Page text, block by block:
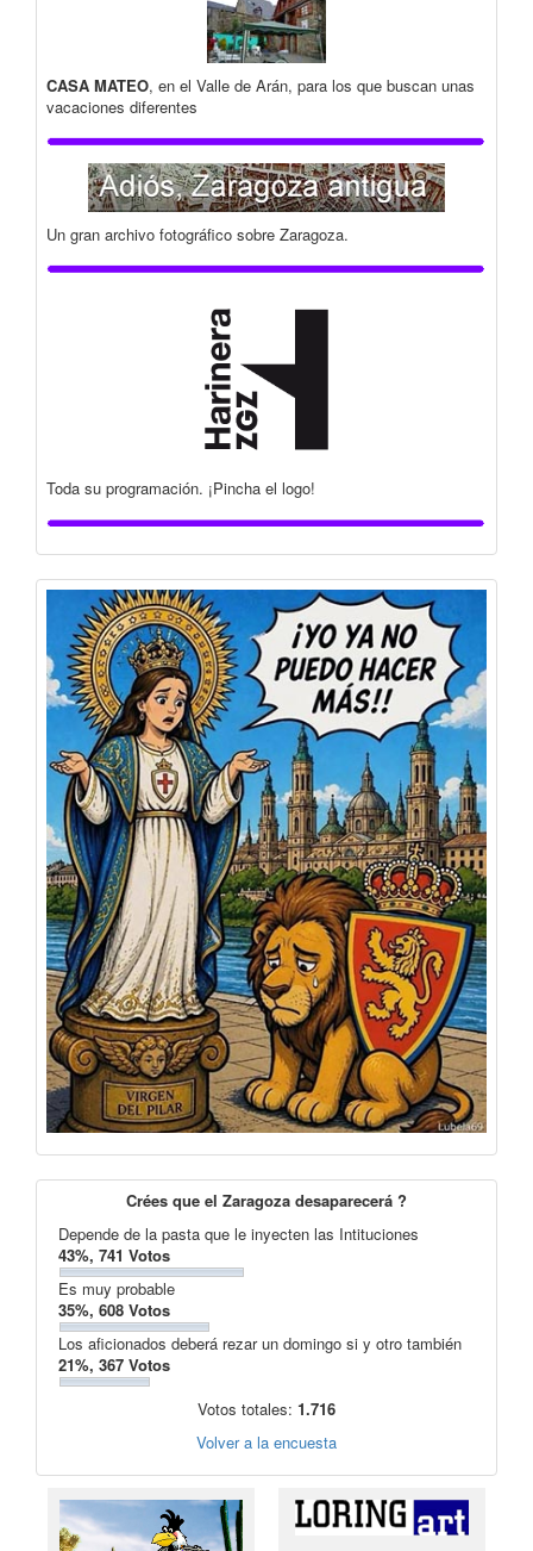
CASA MATEO, en el Valle de Arán, para los que buscan unas
vacaciones diferentes
Un gran archivo fotográfico sobre Zaragoza.
Toda su programación. ¡Pincha el logo!
Crées que el Zaragoza desaparecerá ?
Depende de la pasta que le inyecten las Intituciones
43%, 741 Votos
Es muy probable
35%, 608 Votos
Los aficionados deberá rezar un domingo si y otro también
21%, 367 Votos
Votos totales: 1.716
Volver a la encuesta